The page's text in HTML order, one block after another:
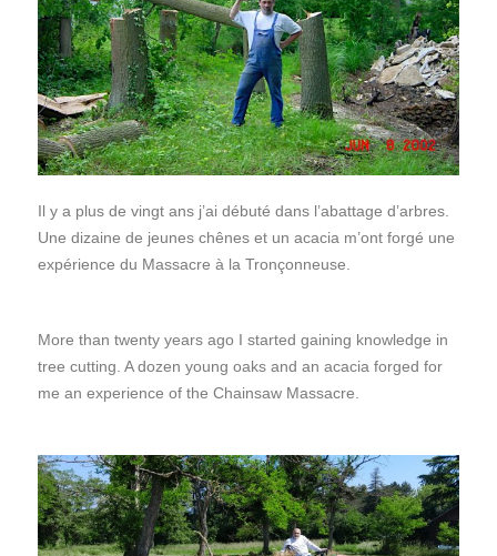
Il y a plus de vingt ans j’ai débuté dans l’abattage d’arbres.
Une dizaine de jeunes chênes et un acacia m’ont forgé une
expérience du Massacre à la Tronçonneuse.
More than twenty years ago I started gaining knowledge in
tree cutting. A dozen young oaks and an acacia forged for
me an experience of the Chainsaw Massacre.